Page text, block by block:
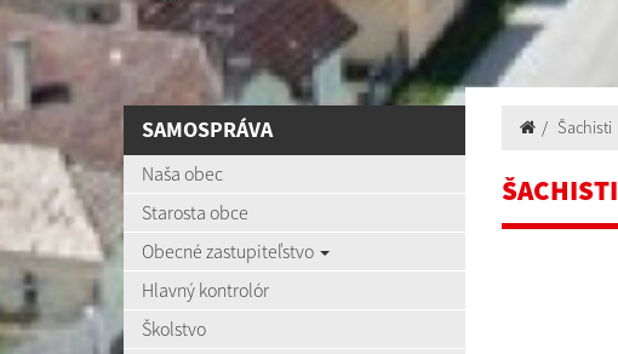
SAMOSPRÁVA
Naša obec
Starosta obce
Obecné zastupiteľstvo
Hlavný kontrolór
Školstvo
Šachisti
ŠACHISTI